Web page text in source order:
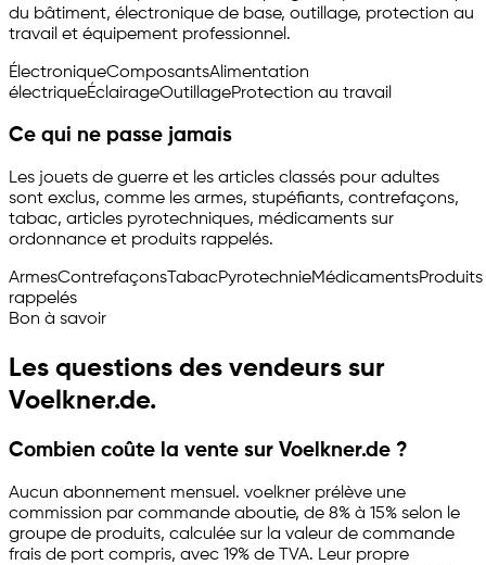
du bâtiment, électronique de base, outillage, protection au
travail et équipement professionnel.
ÉlectroniqueComposantsAlimentation
électriqueÉclairageOutillageProtection au travail
Ce qui ne passe jamais
Les jouets de guerre et les articles classés pour adultes
sont exclus, comme les armes, stupéfiants, contrefaçons,
tabac, articles pyrotechniques, médicaments sur
ordonnance et produits rappelés.
ArmesContrefaçons TabacPyrotechnieMédicamentsProduits
rappelés
Bon à savoir
Les questions des vendeurs sur
Voelkner.de.
Combien coûte la vente sur Voelkner.de ?
Aucun abonnement mensuel. voelkner prélève une
commission par commande aboutie, de 8% à 15% selon le
groupe de produits, calculée sur la valeur de commande
frais de port compris, avec 19% de TVA. Leur propre